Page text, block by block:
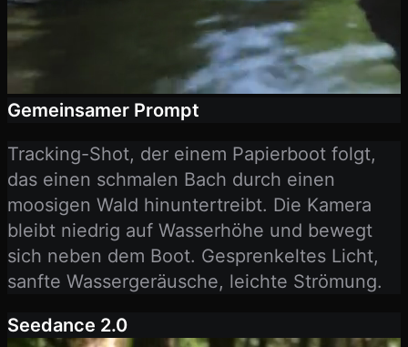
Gemeinsamer Prompt
Tracking-Shot, der einem Papierboot folgt,
das einen schmalen Bach durch einen
moosigen Wald hinuntertreibt. Die Kamera
bleibt niedrig auf Wasserhöhe und bewegt
sich neben dem Boot. Gesprenkeltes Licht,
sanfte Wassergeräusche, leichte Strömung.
Seedance 2.0